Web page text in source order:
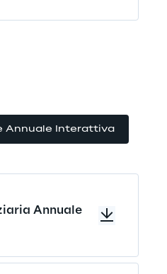
Annuale Interattiva
Annuale